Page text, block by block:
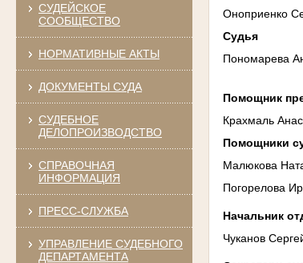
СУДЕЙСКОЕ
СООБЩЕСТВО
НОРМАТИВНЫЕ АКТЫ
ДОКУМЕНТЫ СУДА
СУДЕБНОЕ
ДЕЛОПРОИЗВОДСТВО
СПРАВОЧНАЯ
ИНФОРМАЦИЯ
ПРЕСС-СЛУЖБА
УПРАВЛЕНИЕ СУДЕБНОГО
ДЕПАРТАМЕНТА
Оноприенко
Судья
Пономарева
Помощник
Крахмаль
Помощники
Малюкова
Погорелова
Начальник
Чуканов